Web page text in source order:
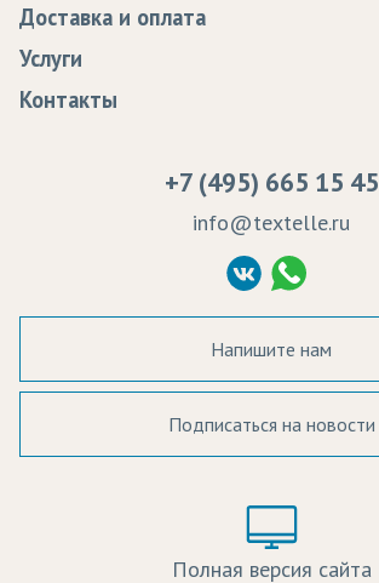
Статьи
Программа лояльности
Сертификаты качества
Судебные решения
Политика Конфиденциальности
Согласие на обработку ПД
Доставка и оплата
Доставка
Оплата
Услуги
Образцы
Контакты
+7 (495) 665 15 45
info@textelle.ru
Напишите нам
Подписаться на новости
Полная версия сайта